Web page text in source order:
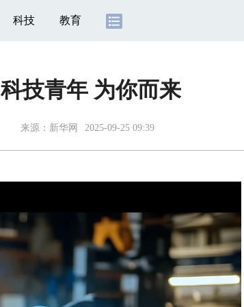
科技 教育
科技青年 为你而来
来源： 新华网 2025-09-25 09:39